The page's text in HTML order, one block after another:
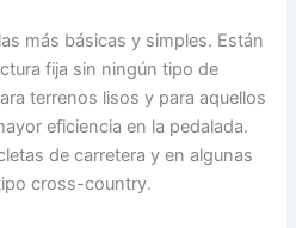
más básicas y simples. Están
fija sin ningún tipo de
terrenos lisos y para aquellos
eficiencia en la pedalada.
de carretera y en algunas
cross-country.